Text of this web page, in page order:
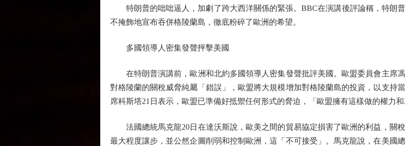
特朗普的咄咄逼人，加劇了跨大西洋關係的緊張。BBC在演講後評論稱，特朗
不掩飾地宣布吞併格陵蘭島，徹底粉碎了歐洲的希望。
多國領導人密集發聲抨擊美國
在特朗普演講前，歐洲和北約多國領導人密集發聲批評美國。歐盟委員會主席
對格陵蘭的關稅威脅純屬「錯誤」，歐盟將大規模增加對格陵蘭島的投資，以支持
席科斯塔21日表示，歐盟已準備好抵禦任何形式的脅迫，「歐盟擁有這樣做的權力和
法國總統馬克龍20日在達沃斯說，歐美之間的貿易協定損害了歐洲的利益，關
最大程度讓步，並公然企圖削弱和控制歐洲，這「不可接受」。馬克龍說，在美國